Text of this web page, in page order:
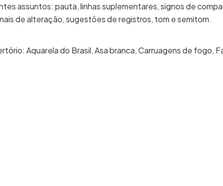
assuntos: pauta, linhas suplementares, signos de
de alteração, sugestões de registros, tom e semitom.
Aquarela do Brasil, Asa branca, Carruagens de fogo,